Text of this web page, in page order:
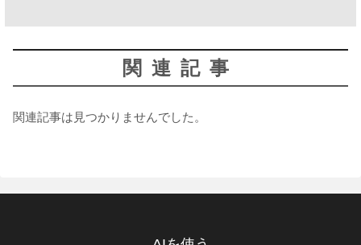
関連記事
関連記事は見つかりませんでした。